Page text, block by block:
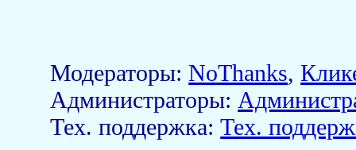
Модераторы:NoThanks,
Aдминистраторы:
Тех. поддержка:Тех.